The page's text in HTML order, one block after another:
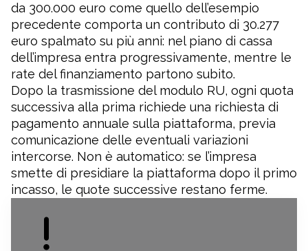
da 300.000 euro come quello dell’esempio
precedente comporta un contributo di 30.277
euro spalmato su più anni: nel piano di cassa
dell’impresa entra progressivamente, mentre le
rate del finanziamento partono subito.
Dopo la trasmissione del modulo RU, ogni quota
successiva alla prima richiede una richiesta di
pagamento annuale sulla piattaforma, previa
comunicazione delle eventuali variazioni
intercorse. Non è automatico: se l’impresa
smette di presidiare la piattaforma dopo il primo
incasso, le quote successive restano ferme.